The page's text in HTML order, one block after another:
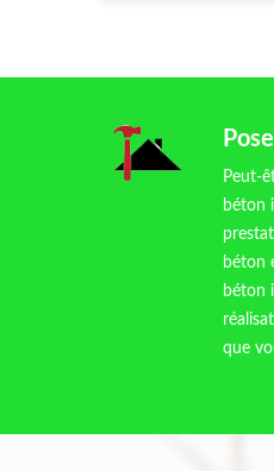
Peut-
béton
béton
béton
que